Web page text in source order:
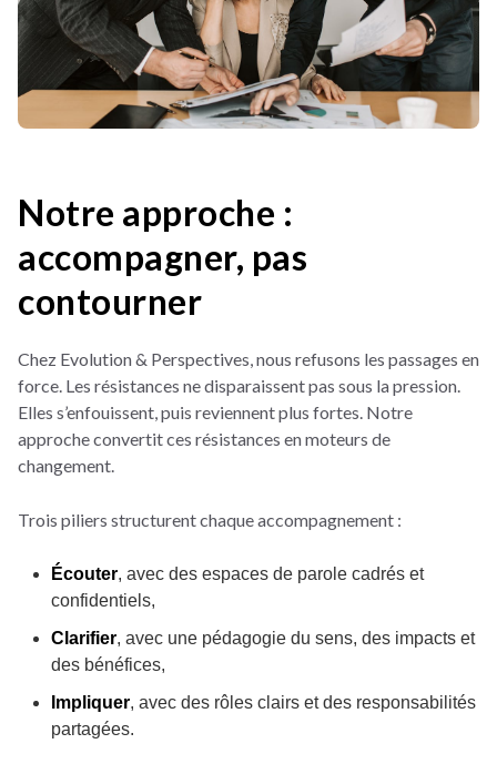
Notre approche :
accompagner, pas
contourner
Chez Evolution & Perspectives, nous refusons les passages en
force. Les résistances ne disparaissent pas sous la pression.
Elles s’enfouissent, puis reviennent plus fortes. Notre
approche convertit ces résistances en moteurs de
changement.
Trois piliers structurent chaque accompagnement :
Écouter, avec des espaces de parole cadrés et
confidentiels,
Clarifier, avec une pédagogie du sens, des impacts et
des bénéfices,
Impliquer, avec des rôles clairs et des responsabilités
partagées.